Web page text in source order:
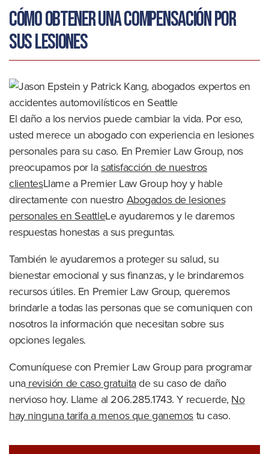
Cómo obtener una compensación por
sus lesiones
El daño a los nervios puede cambiar la vida. Por eso,
usted merece un abogado con experiencia en lesiones
personales para su caso. En Premier Law Group, nos
preocupamos por lasatisfacción de nuestros
clientesLlame a Premier Law Group hoy y hable
directamente con nuestroAbogados de lesiones
personales en SeattleLe ayudaremos y le daremos
respuestas honestas a sus preguntas.
También le ayudaremos a proteger su salud, su
bienestar emocional y sus finanzas, y le brindaremos
recursos útiles. En Premier Law Group, queremos
brindarle a todas las personas que se comuniquen con
nosotros la información que necesitan sobre sus
opciones legales.
Comuníquese con Premier Law Group para programar
unarevisión de caso gratuitade su caso de daño
nervioso hoy. Llame al 206.285.1743. Y recuerde, No
hay ninguna tarifa a menos que ganemostu caso.